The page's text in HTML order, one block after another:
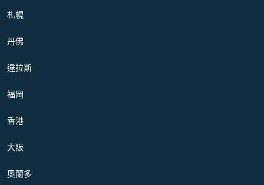
札幌
丹佛
達拉斯
福岡
香港
大阪
奧蘭多